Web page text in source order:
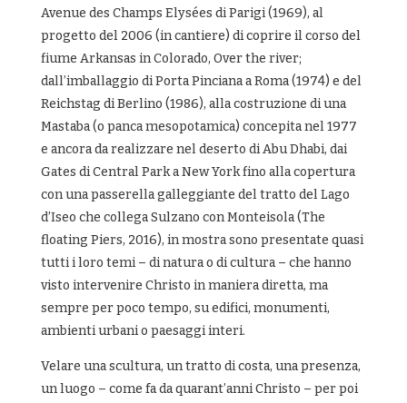
Avenue des Champs Elysées di Parigi (1969), al
progetto del 2006 (in cantiere) di coprire il corso del
fiume Arkansas in Colorado, Over the river;
dall’imballaggio di Porta Pinciana a Roma (1974) e del
Reichstag di Berlino (1986), alla costruzione di una
Mastaba (o panca mesopotamica) concepita nel 1977
e ancora da realizzare nel deserto di Abu Dhabi, dai
Gates di Central Park a New York fino alla copertura
con una passerella galleggiante del tratto del Lago
d’Iseo che collega Sulzano con Monteisola (The
floating Piers, 2016), in mostra sono presentate quasi
tutti i loro temi – di natura o di cultura – che hanno
visto intervenire Christo in maniera diretta, ma
sempre per poco tempo, su edifici, monumenti,
ambienti urbani o paesaggi interi.
Velare una scultura, un tratto di costa, una presenza,
un luogo – come fa da quarant’anni Christo – per poi